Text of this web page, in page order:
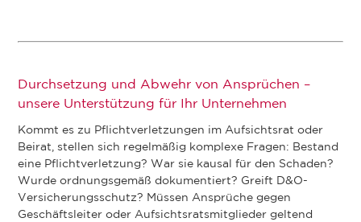
Durchsetzung und Abwehr von Ansprüchen –
unsere Unterstützung für Ihr Unternehmen
Kommt es zu Pflichtverletzungen im Aufsichtsrat oder
Beirat, stellen sich regelmäßig komplexe Fragen: Bestand
eine Pflichtverletzung? War sie kausal für den Schaden?
Wurde ordnungsgemäß dokumentiert? Greift D&O-
Versicherungsschutz? Müssen Ansprüche gegen
Geschäftsleiter oder Aufsichtsratsmitglieder geltend